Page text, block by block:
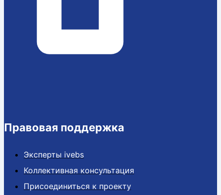
Правовая поддержка
Эксперты ivebs
Коллективная консультация
Присоединиться к проекту